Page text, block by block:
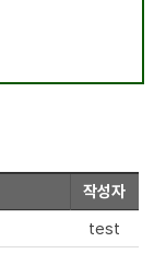
작성자
test